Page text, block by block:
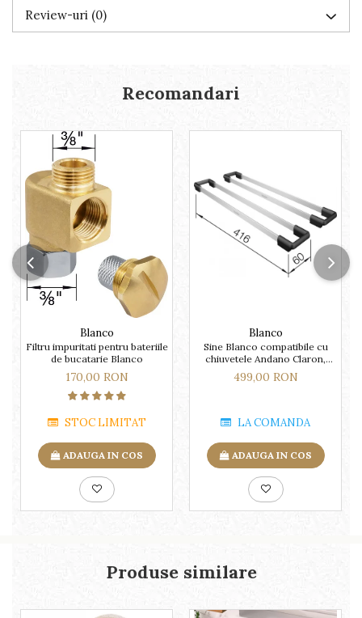
Review-uri (0)
Recomandari
Blanco
Filtru impuritati pentru bateriile
de bucatarie Blanco
170,00 RON
STOC LIMITAT
ADAUGA IN COS
Blanco
Sine Blanco compatibile cu
chiuvetele Andano Claron,
Flow, Pleon, Subline, Supra,
Zerox
499,00 RON
LA COMANDA
ADAUGA IN COS
Produse similare